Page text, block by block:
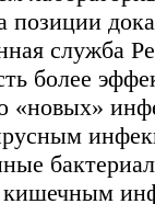
позиции
служба
более
«новых»